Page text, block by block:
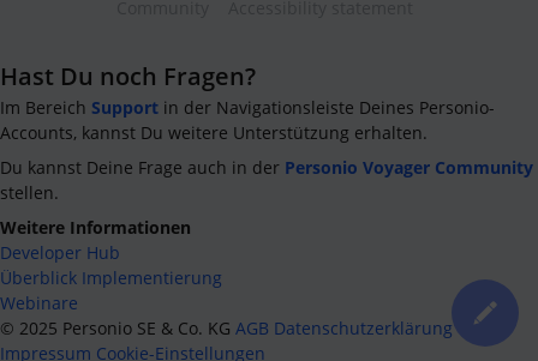
Hast Du noch Fragen?
Im Bereich Support in der Navigationsleiste Deines Personio-
Accounts, kannst Du weitere Unterstützung erhalten.
Du kannst Deine Frage auch in der Personio Voyager Community
stellen.
Weitere Informationen
Developer Hub
Überblick Implementierung
Webinare
© 2025 Personio SE & Co. KG AGB Datenschutzerklärung
Impressum Cookie-Einstellungen